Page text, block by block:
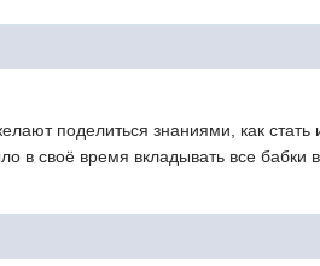
поделиться знаниями, как
в своё время вкладывать все